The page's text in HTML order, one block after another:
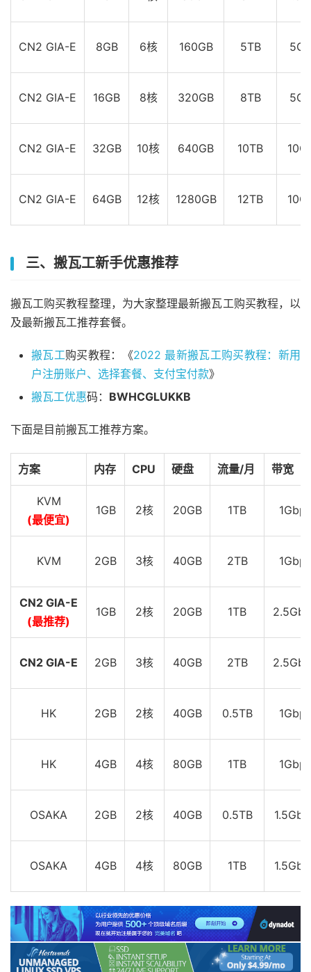
CN2 GIA-E 8GB 6核 160GB 5TB
CN2 GIA-E 16GB 8核 320GB 8TB
CN2 GIA-E 32GB 10核 640GB 10TB
CN2 GIA-E 64GB 12核 1280GB 12TB
三、搬瓦工新手优惠推荐
搬瓦工购买教程整理，为大家整理最新搬瓦工购买教程，以
及最新搬瓦工推荐套餐。
搬瓦工购买教程：《2022 最新搬瓦工购买教程：新用
户注册账户、选择套餐、支付宝付款》
搬瓦工优惠码： BWHCGLUKKB
下面是目前搬瓦工推荐方案。
方案 内存 CPU 硬盘 流量/月 带宽
KVM
(最便宜)
1GB 2核 20GB 1TB 1Gbps
KVM 2GB 3核 40GB 2TB 1Gbps
CN2 GIA-E
(最推荐)
1GB 2核 20GB 1TB
CN2 GIA-E 2GB 3核 40GB 2TB
HK 2GB 2核 40GB 0.5TB 1Gbps
HK 4GB 4核 80GB 1TB 1Gbps
OSAKA 2GB 2核 40GB 0.5TB
OSAKA 4GB 4核 80GB 1TB